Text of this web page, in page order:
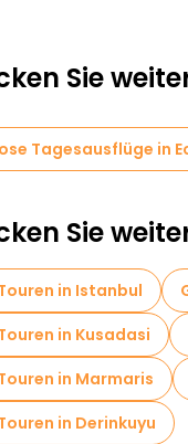
Sie
Tagesausflüge in
Sie
in Istanbul
in Kusadasi
in Marmaris
in Derinkuyu